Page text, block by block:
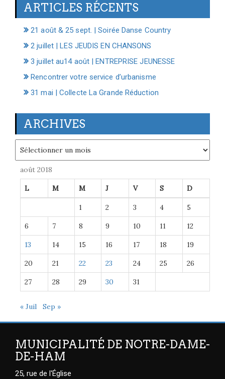
ARTICLES RÉCENTS
21 août & 25 sept. | Soirée Danse Country
2 juillet | LES JEUDIS EN CHANSONS
3 juillet au14 août | ENTREPRISE JEUNESSE
Rencontrer votre service d’urbanisme
31 mai | Collecte La Grande Réduction
ARCHIVES
août 2018
L M M J V S D
1 2 3 4 5
6 7 8 9 10 11 12
13 14 15 16 17 18 19
20 21 22 23 24 25 26
27 28 29 30 31
« Juil Sep »
MUNICIPALITÉ DE NOTRE-DAME-
DE-HAM
25, rue de l'Église